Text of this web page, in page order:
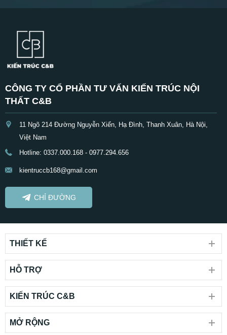
CÔNG TY CỔ PHẦN TƯ VẤN KIẾN TRÚC NỘI
THẤT C&B
11 Ngõ 214 Đường Nguyễn Xiển, Hạ Đình, Thanh Xuân, Hà Nội,
Việt Nam
Hotline: 0337.000.168 - 0977.294.656
kientruccb168@gmail.com
CHỈ ĐƯỜNG
THIẾT KẾ
HỖ TRỢ
KIẾN TRÚC C&B
MỞ RỘNG